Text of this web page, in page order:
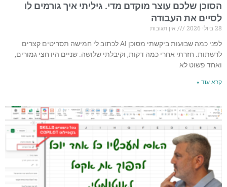
הסוכן שלכם עוצר מוקדם מדי. גיליתי איך גורמים לו
לסיים את העבודה
28 ביולי 2026
אין תגובות
לפני כמה שבועות ביקשתי מסוכן AI לכתוב לי חמישה תסריטים קצרים
לרשתות. חזרתי אחרי כמה דקות, וקיבלתי שלושה. שניים היו חצי גמורים,
ואחד פשוט לא
קרא עוד »